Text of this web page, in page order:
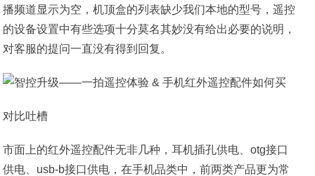
播频道显示为空，机顶盒的列表缺少我们本地的型号，遥控
的设备设置中有些选项十分莫名其妙没有给出必要的说明，
对客服的提问一直没有得到回复。
对比吐槽
市面上的红外遥控配件无非几种，耳机插孔供电、otg接口
供电、usb-b接口供电，在手机品类中，前两类产品更为常